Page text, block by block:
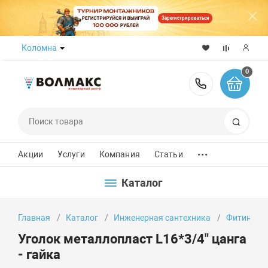
Зарегистрироваться
Коломна
8 (800)
0
Акции Услуги Компания Статьи ...
Каталог
Главная Каталог Инженерная сантехника Фитинги
Уголок металлопласт L16*3/4" цанга
- гайка